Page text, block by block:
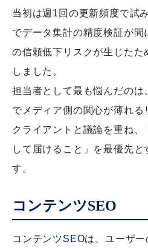
当初は週1回の更新頻度で試
でデータ集計の精度検証が間
の信頼低下リスクが生じたた
しました。
担当者として最も悩んだのは
でメディア側の関心が薄れる
クライアントと議論を重ね
して届けること」を最優先と
す。
コンテンツSEO
コンテンツSEOは、ユーザ